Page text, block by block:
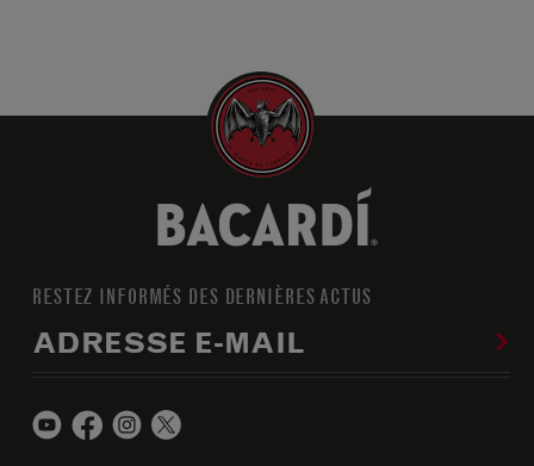
RESTEZ INFORMÉS DES DERNIÈRES ACTUS
ADRESSE E-MAIL